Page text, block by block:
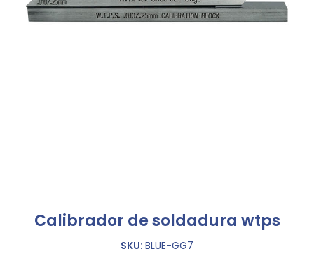
Calibrador de soldadura wtps
SKU: BLUE-GG7